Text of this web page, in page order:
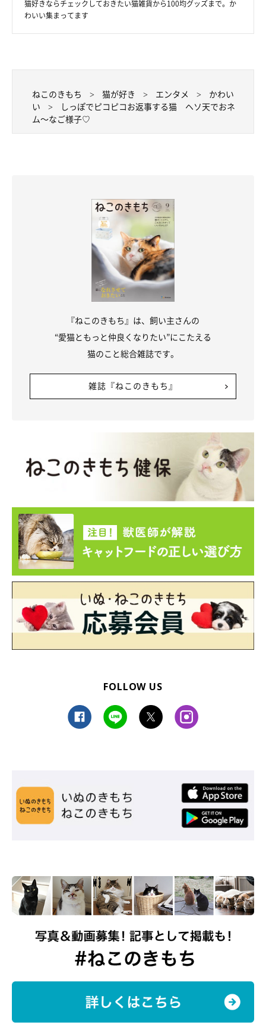
猫好きならチェックしておきたい猫雑貨から100均グッズまで。か
わいい集まってます
ねこのきもち 猫が好き エンタメ
かわい
い
しっぽでピコピコお返事する猫 ヘソ天でおネ
ム～なご様子♡
『ねこのきもち』は、飼い主さんの
“愛猫ともっと仲良くなりたい”にこたえる
猫のこと総合雑誌です。
雑誌『ねこのきもち』
FOLLOW US